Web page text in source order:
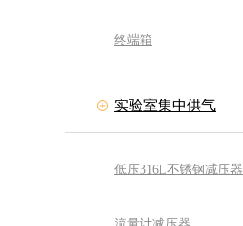
终端箱
实验室集中供气
低压316L不锈钢减压器